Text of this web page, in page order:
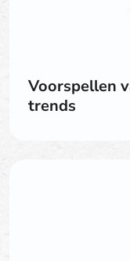
Voorspellen
trends